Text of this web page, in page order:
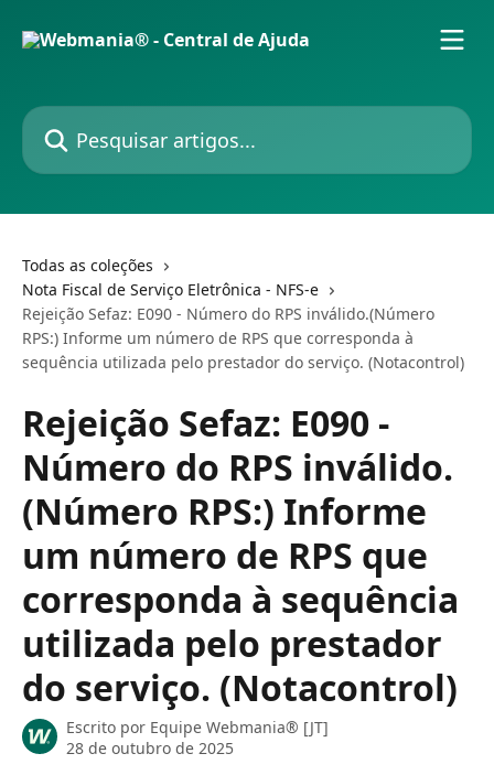
Pesquisar artigos...
Todas as coleções
Nota Fiscal de Serviço Eletrônica - NFS-e
Rejeição Sefaz: E090 - Número do RPS inválido.(Número
RPS:) Informe um número de RPS que corresponda à
sequência utilizada pelo prestador do serviço. (Notacontrol)
Rejeição Sefaz: E090 -
Número do RPS inválido.
(Número RPS:) Informe
um número de RPS que
corresponda à sequência
utilizada pelo prestador
do serviço. (Notacontrol)
Escrito por Equipe Webmania® [JT]
28 de outubro de 2025